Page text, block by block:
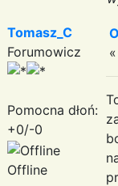
Tomasz_C
Forumowicz
Pomocna dłoń:
+0/-0
Offline
«